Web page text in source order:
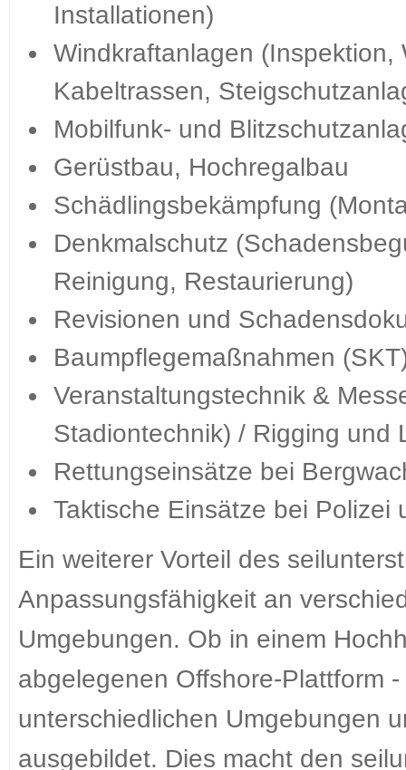
Installationen)
Windkraftanlagen (Inspektion,
Kabeltrassen,
Mobilfunk- und
Gerüstbau, Hochregalbau
Schädlingsbekämpfung
Denkmalschutz
Reinigung, Restaurierung)
Revisionen und
Baumpflegemaßnahmen
Veranstaltungstechnik &
Stadiontechnik) / Rigging und
Rettungseinsätze bei
Taktische Einsätze bei Polizei
Ein weiterer Vorteil des
Anpassungsfähigkeit an
Umgebungen. Ob in einem
abgelegenen Offshore-Plattform
unterschiedlichen Umgebungen
ausgebildet. Dies macht den